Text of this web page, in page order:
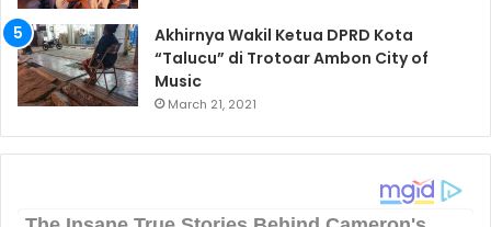
Akhirnya Wakil Ketua DPRD Kota
“Talucu” di Trotoar Ambon City of
Music
March 21, 2021